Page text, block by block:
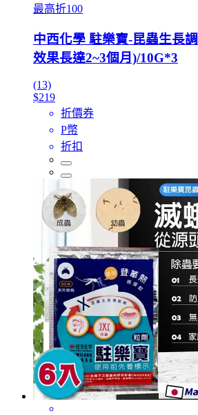
最高折100
中西化學 駐樂寶-昆蟲生長
效果長達2~3個月)/10G*3
(13)
$219
折價券
P幣
折扣